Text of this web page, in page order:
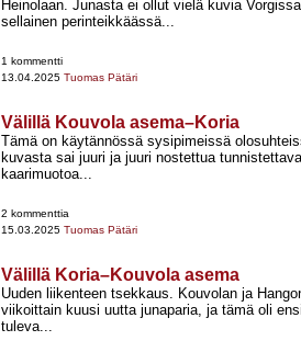
Heinolaan. Junasta ei ollut vielä kuvia
sellainen perinteikkäässä...
1 kommentti
13.04.2025 Tuomas Pätäri
Välillä Kouvola asema–Koria
Tämä on käytännössä sysipimeissä
kuvasta sai juuri ja juuri nostettua
kaarimuotoa...
2 kommenttia
15.03.2025 Tuomas Pätäri
Välillä Koria–Kouvola asema
Uuden liikenteen tsekkaus. Kouvolan ja
viikoittain kuusi uutta junaparia, ja tämä oli
tuleva...